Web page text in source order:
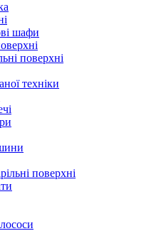
шафи
поверхні
техніки
поверхні